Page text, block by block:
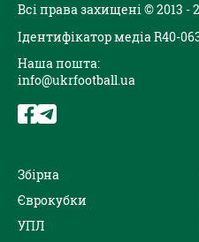
Всі права захищені © 2013 -
Ідентифікатор медіа R40-
Наша пошта:
info@ukrfootball.ua
Збірна
Єврокубки
УПЛ